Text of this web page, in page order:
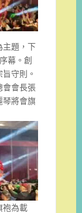
主題，下
幕。創
守則。
會會長張
琴將會旗
袍為載